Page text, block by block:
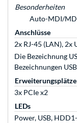
Besonderheiten
Auto-MDI/
Anschlüsse
2x RJ-45 (LAN), 2x
Die Bezeichnung
Bezeichnungen
Erweiterungsplätze
3x PCIe x2
LEDs
Power, USB,